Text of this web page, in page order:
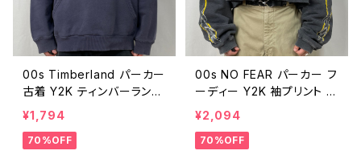
00s Timberland パーカー
古着 Y2K ティンバーランド
フーディー ヴィンテージ ス
ウェットパーカー 00年代 2
000s 2000年代 紺 ネイビ
¥1,794
70%OFF
00s NO FEAR パーカー フ
ーディー Y2K 袖プリント 古
着 フェードブラック 短丈 カ
ットオフ ノーフィア 黒 フェ
ード ブラック ヴィンテージ
¥2,094
70%OFF